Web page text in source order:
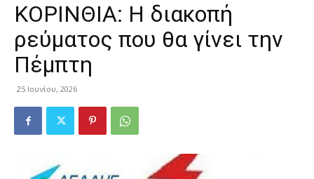
ΚΟΡΙΝΘΙΑ: Η διακοπή
ρεύματος που θα γίνει την
Πέμπτη
25 Ιουνίου, 2026